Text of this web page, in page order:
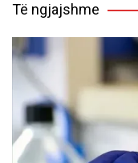
Të ngjajshme